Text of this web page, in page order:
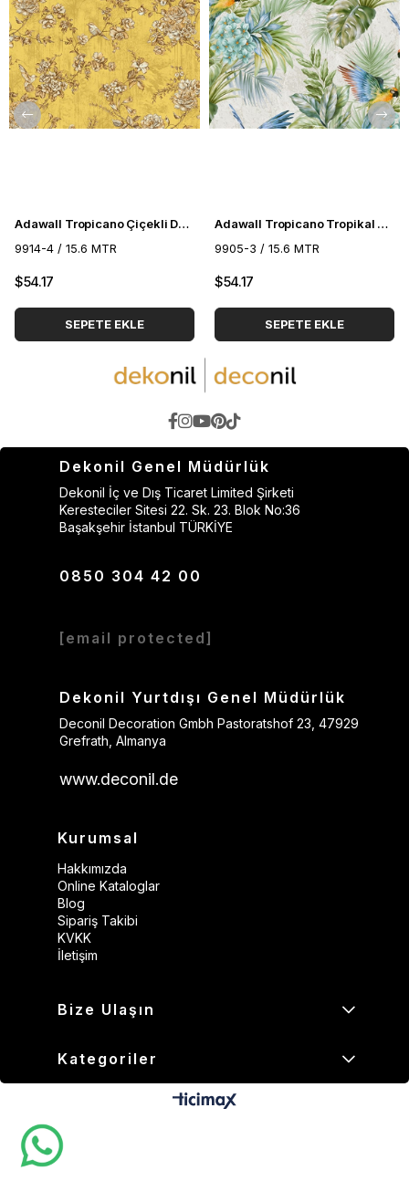
Adawall Tropicano Çiçekli Duvar Kağıdı 9914-4
9914-4 / 15.6 MTR
$54.17
SEPETE EKLE
Adawall Tropicano Tropikal Duvar Kağıdı 9905-3
9905-3 / 15.6 MTR
$54.17
SEPETE EKLE
Dekonil Genel Müdürlük
Dekonil İç ve Dış Ticaret Limited Şirketi
Keresteciler Sitesi 22. Sk. 23. Blok No:36
Başakşehir İstanbul TÜRKİYE
0850 304 42 00
[email protected]
Dekonil Yurtdışı Genel Müdürlük
Deconil Decoration Gmbh Pastoratshof 23, 47929
Grefrath, Almanya
www.deconil.de
Kurumsal
Hakkımızda
Online Kataloglar
Blog
Sipariş Takibi
KVKK
İletişim
Bize Ulaşın
Kategoriler